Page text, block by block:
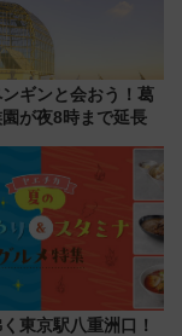
ギンと会おう！葛
が夜8時まで延長
東京駅八重洲口！